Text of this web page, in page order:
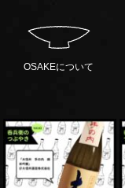
OSAKEについて